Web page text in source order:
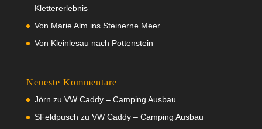
Klettererlebnis
Von Marie Alm ins Steinerne Meer
Von Kleinlesau nach Pottenstein
Neueste Kommentare
Jörn zu VW Caddy – Camping Ausbau
SFeldpusch zu VW Caddy – Camping Ausbau